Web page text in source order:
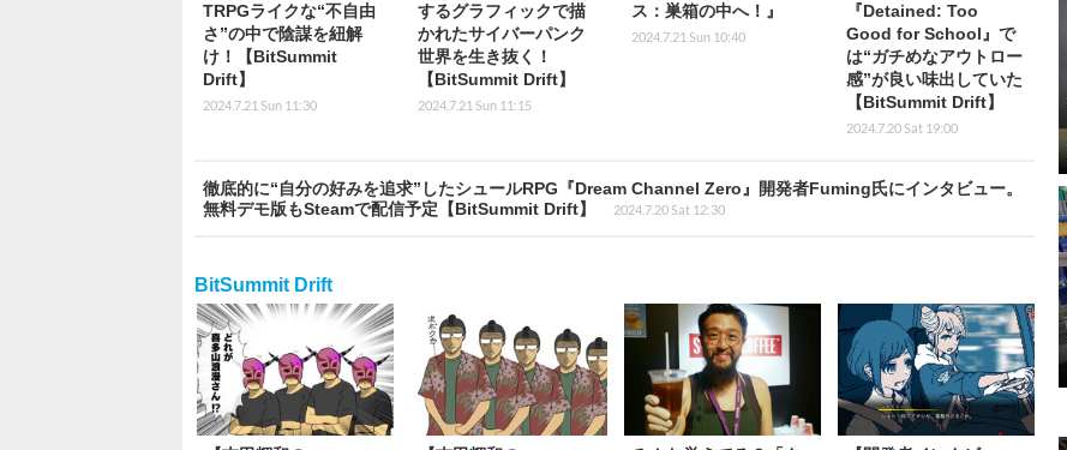
TRPGライクな“不自由
さ”の中で陰謀を紐解
け！【BitSummit
Drift】
2024.7.21 Sun 11:30
するグラフィックで描
かれたサイバーパンク
世界を生き抜く！
【BitSummit Drift】
2024.7.21 Sun 11:15
ス：巣箱の中へ！』
2024.7.21 Sun 10:40
『Detained: Too
Good for School』で
は“ガチめなアウトロー
感”が良い味出していた
【BitSummit Drift】
2024.7.20 Sat 19:00
徹底的に“自分の好みを追求”したシュールRPG『Dream Channel Zero』開発者Fuming氏にインタビュー。
無料デモ版もSteamで配信予定【BitSummit Drift】
2024.7.20 Sat 12:30
BitSummit Drift